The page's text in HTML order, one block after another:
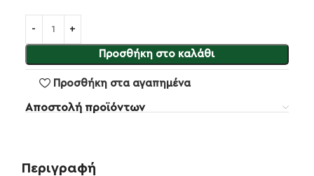
Προσθήκη στο καλάθι
Προσθήκη στα αγαπημένα
Αποστολή προϊόντων
Περιγραφή